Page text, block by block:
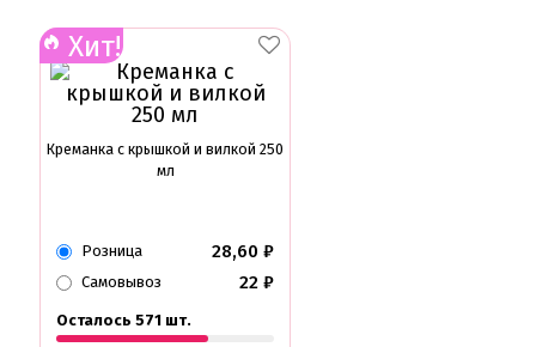
Хит!
Креманка с крышкой и вилкой 250
мл
Розница 28,60 ₽
Самовывоз 22 ₽
Осталось 571 шт.